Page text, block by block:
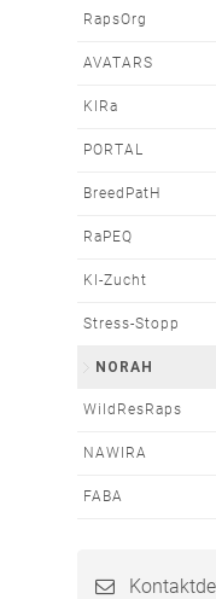
RapsOrg
AVATARS
KIRa
PORTAL
BreedPatH
RaPEQ
KI-Zucht
Stress-Stopp
NORAH
WildResRaps
NAWIRA
FABA